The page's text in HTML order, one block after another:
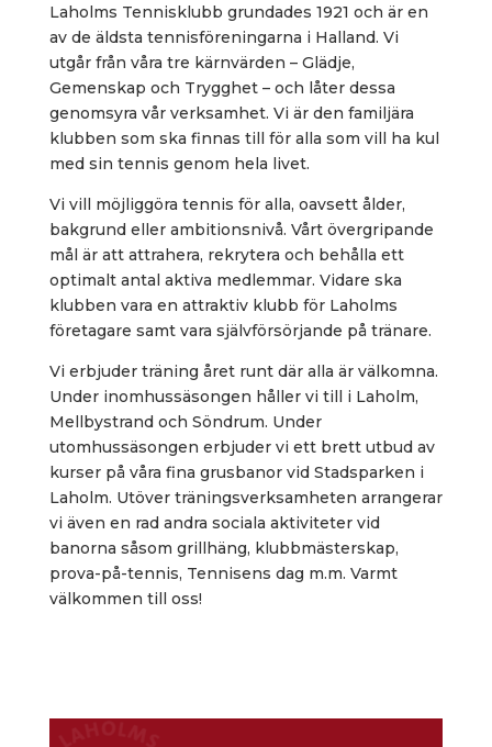
Laholms Tennisklubb grundades 1921 och är en
av de äldsta tennisföreningarna i Halland. Vi
utgår från våra tre kärnvärden – Glädje,
Gemenskap och Trygghet – och låter dessa
genomsyra vår verksamhet. Vi är den familjära
klubben som ska finnas till för alla som vill ha kul
med sin tennis genom hela livet.
Vi vill möjliggöra tennis för alla, oavsett ålder,
bakgrund eller ambitionsnivå. Vårt övergripande
mål är att attrahera, rekrytera och behålla ett
optimalt antal aktiva medlemmar. Vidare ska
klubben vara en attraktiv klubb för Laholms
företagare samt vara självförsörjande på tränare.
Vi erbjuder träning året runt där alla är välkomna.
Under inomhussäsongen håller vi till i Laholm,
Mellbystrand och Söndrum. Under
utomhussäsongen erbjuder vi ett brett utbud av
kurser på våra fina grusbanor vid Stadsparken i
Laholm. Utöver träningsverksamheten arrangerar
vi även en rad andra sociala aktiviteter vid
banorna såsom grillhäng, klubbmästerskap,
prova-på-tennis, Tennisens dag m.m. Varmt
välkommen till oss!